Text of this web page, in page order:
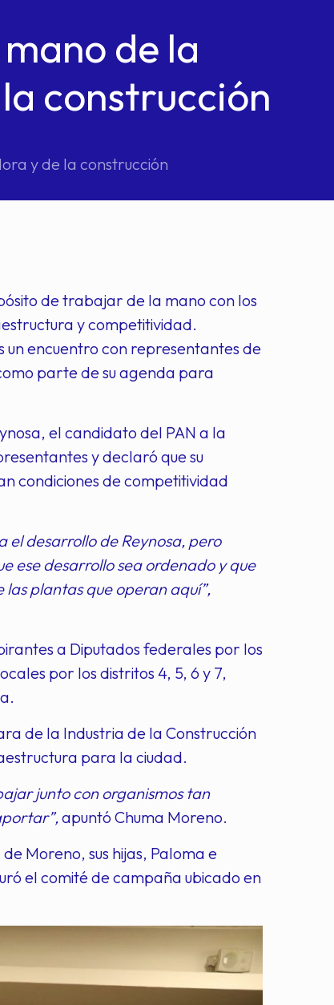
de la
construcción
y de la construcción
de trabajar de la mano con los
y competitividad.
un encuentro con representantes de
parte de su agenda para
el candidato del PAN a la
y declaró que su
condiciones de competitividad
el desarrollo de Reynosa, pero
ese desarrollo sea ordenado y que
plantas que operan aquí”,
a Diputados federales por los
por los distritos 4, 5, 6 y 7,
de la Industria de la Construcción
para la ciudad.
junto con organismos tan
apuntó Chuma Moreno.
Moreno, sus hijas, Paloma e
el comité de campaña ubicado en